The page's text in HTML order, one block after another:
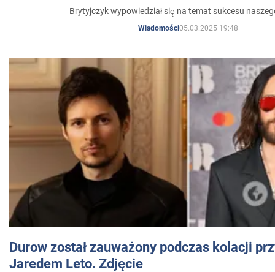
Brytyjczyk wypowiedział się na temat sukcesu
Wiadomości05.03.2025 19:48
Durow został zauważony podczas kolacji
Jaredem Leto. Zdjęcie